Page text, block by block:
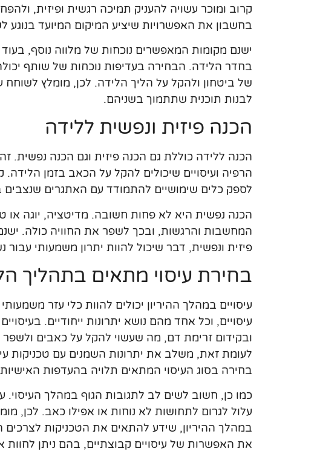
קרוב ומוכר עשויה להעניק תמיכה רגשית ופיזית,
בחשבון את האפשרויות שיציע המיקום המיועד בנוגע
ישנם מקומות המאפשרים נוכחות של מלווה נוסף,
בחדר הלידה. הבחירה בעדיפות נוכחות של שותף
של ביטחון ולהקל על הליך הלידה. לכן, מומלץ
לבנות תוכנית שתתמוך בשניהם.
הכנה פיזית ונפשית ללידה
הכנה ללידה כוללת גם הכנה פיזית וגם הכנה נפשית.
הרפיה ועיסויים שיכולים להקל על הכאב בזמן הלידה.
לספק כלים שימושיים להתמודד עם האתגרים שנצבים
הכנה נפשית היא לא פחות חשובה. מדיטציה, יוגה או
המחשבות והרגשות, ובכך לשפר את החוויה כולה.
פיזית ונפשית, דבר שיכול להוות יתרון משמעותי
בחירת עיסוי מתאים בתהליך
עיסויים במהלך ההיריון יכולים להוות כלי עזר
עיסויים, וכל אחד מהם נושא יתרונות ייחודיים.
ובקידום זרימת דם, מה שעשוי להקל על כאבים
לעומת זאת, משלב את יתרונות השמנים עם טכניקות
בחירה בסוג העיסוי המתאים תלויה בהעדפות
כמו כן, חשוב לשים לב לתגובות הגוף במהלך העיסוי.
עלול לגרום לתחושות לא נוחות או אפילו כאב. לכן,
במהלך ההיריון, שידע להתאים את הטכניקות לצרכים
את האפשרות של עיסויים קבוצתיים, בהם ניתן